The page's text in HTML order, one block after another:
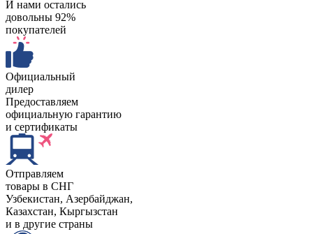
И нами остались
довольны 92%
покупателей
Официальный
дилер
Предоставляем
официальную гарантию
и сертификаты
Отправляем
товары в СНГ
Узбекистан, Aзербайджан,
Казахстан, Кыргызстан
и в другие страны